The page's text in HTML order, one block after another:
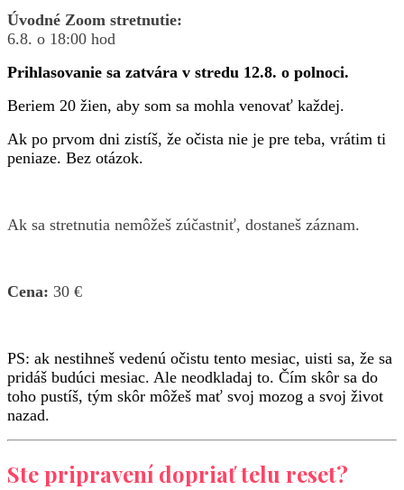
Úvodné Zoom stretnutie:
6.8. o 18:00 hod
Prihlasovanie sa zatvára v stredu 12.8. o polnoci.
Beriem 20 žien, aby som sa mohla venovať každej.
Ak po prvom dni zistíš, že očista nie je pre teba, vrátim ti
peniaze. Bez otázok.
Ak sa stretnutia nemôžeš zúčastniť, dostaneš záznam.
Cena: 30 €
PS: ak nestihneš vedenú očistu tento mesiac, uisti sa, že sa
pridáš budúci mesiac. Ale neodkladaj to. Čím skôr sa do
toho pustíš, tým skôr môžeš mať svoj mozog a svoj život
nazad.
Ste pripravení dopriať telu reset?